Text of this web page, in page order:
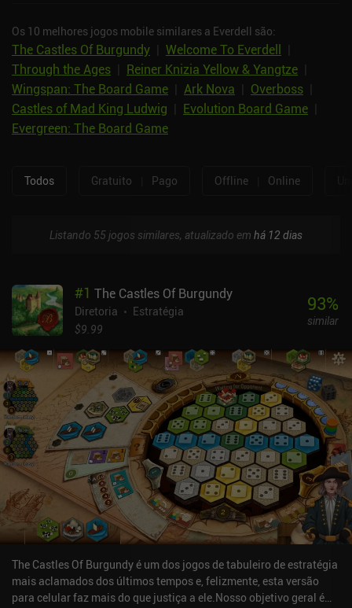
Os 10 melhores jogos mobile similares a Everdell são:
The Castles Of Burgundy Welcome To Everdell
Through the Ages
Reiner Knizia Yellow & Yangtze
Wingspan: The Board Game
Ark Nova Overboss
Castles of Mad King Ludwig
Evolution Board Game
Evergreen: The Board Game
Todos Gratuito Pago Offline Online
Listando 55 jogos similares, atualizado em há 12 dias
#1 The Castles Of Burgundy
Diretoria
Estratégia
$9.99
93%
similar
The Castles Of Burgundy é um dos jogos de tabuleiro de estratégia
mais aclamados dos últimos tempos e, felizmente, esta versão
para celular faz mais do que justiça a ele.Nosso objetivo geral é